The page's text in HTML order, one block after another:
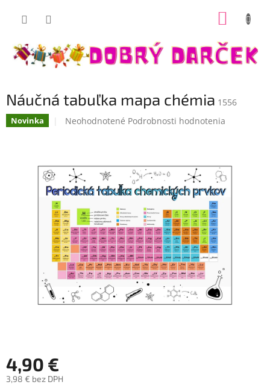
Náučná tabuľka mapa chémia 1556
Novinka
Priemerné
0,0
5
Neohodnotené Podrobnosti hodnotenia
4,90 €
3,98 € bez DPH
Dobrý darček